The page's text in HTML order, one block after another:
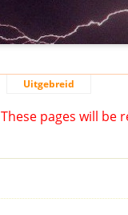
Uitgebreid
pages will be